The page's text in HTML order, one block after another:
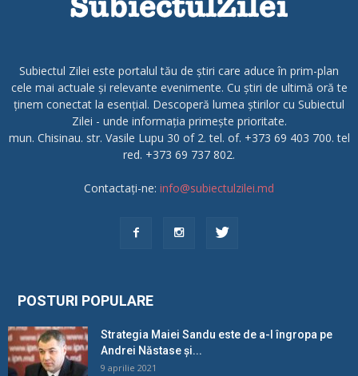
Subiectul Zilei este portalul tău de știri care aduce în prim-plan
cele mai actuale și relevante evenimente. Cu știri de ultimă oră te
ținem conectat la esențial. Descoperă lumea știrilor cu Subiectul
Zilei - unde informația primește prioritate.
mun. Chisinau. str. Vasile Lupu 30 of 2. tel. of. +373 69 403 700. tel
red. +373 69 737 802.
Contactați-ne: info@subiectulzilei.md
POSTURI POPULARE
Strategia Maiei Sandu este de a-l îngropa pe
Andrei Năstase și...
9 aprilie 2021